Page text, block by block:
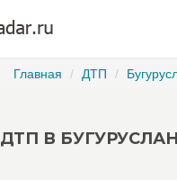
Главная ДТП
ДТП В